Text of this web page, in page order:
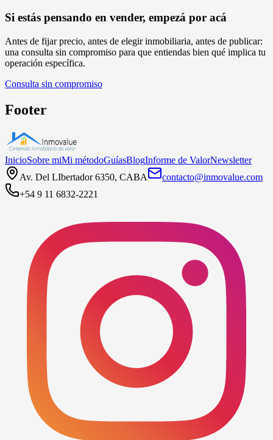
Si estás pensando en vender, empezá por acá
Antes de fijar precio, antes de elegir inmobiliaria, antes de publicar:
una consulta sin compromiso para que entiendas bien qué implica tu
operación específica.
Consulta sin compromiso
Footer
InicioSobre miMi métodoGuíasBlogInforme de ValorNewsletter
Av. Del LIbertador 6350, CABA
contacto@inmovalue.com
+54 9 11 6832-2221